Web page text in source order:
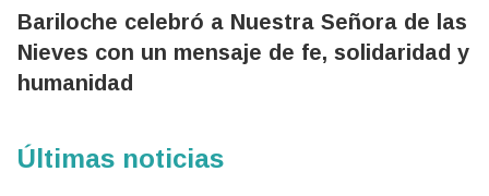
Bariloche celebró a Nuestra Señora de las
Nieves con un mensaje de fe, solidaridad y
humanidad
Últimas noticias